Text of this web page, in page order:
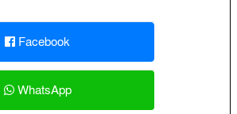
Facebook
WhatsApp